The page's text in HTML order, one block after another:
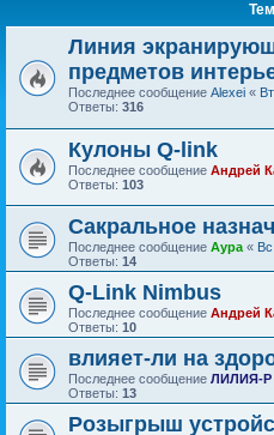
Линия
предметов
Последнее сообщение Alexei «
Ответы: 316
Кулоны Q-link
Последнее сообщение Андрей
Ответы: 103
Сакральное
Последнее сообщение Аура «
Ответы: 14
Q-Link Nimbus
Последнее сообщение Андрей
Ответы: 10
влияет-ли на
Последнее сообщение ЛИЛИЯ-Р
Ответы: 13
Розыгрыш